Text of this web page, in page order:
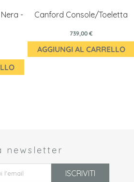
-
Canford Console/Toeletta
739,00 €
AGGIUNGI AL CARRELLO
newsletter
ISCRIVITI